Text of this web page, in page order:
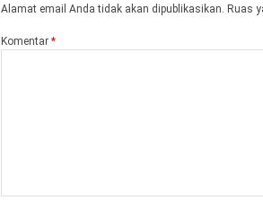
Alamat email Anda tidak akan dipublikasikan. Ruas
Komentar *